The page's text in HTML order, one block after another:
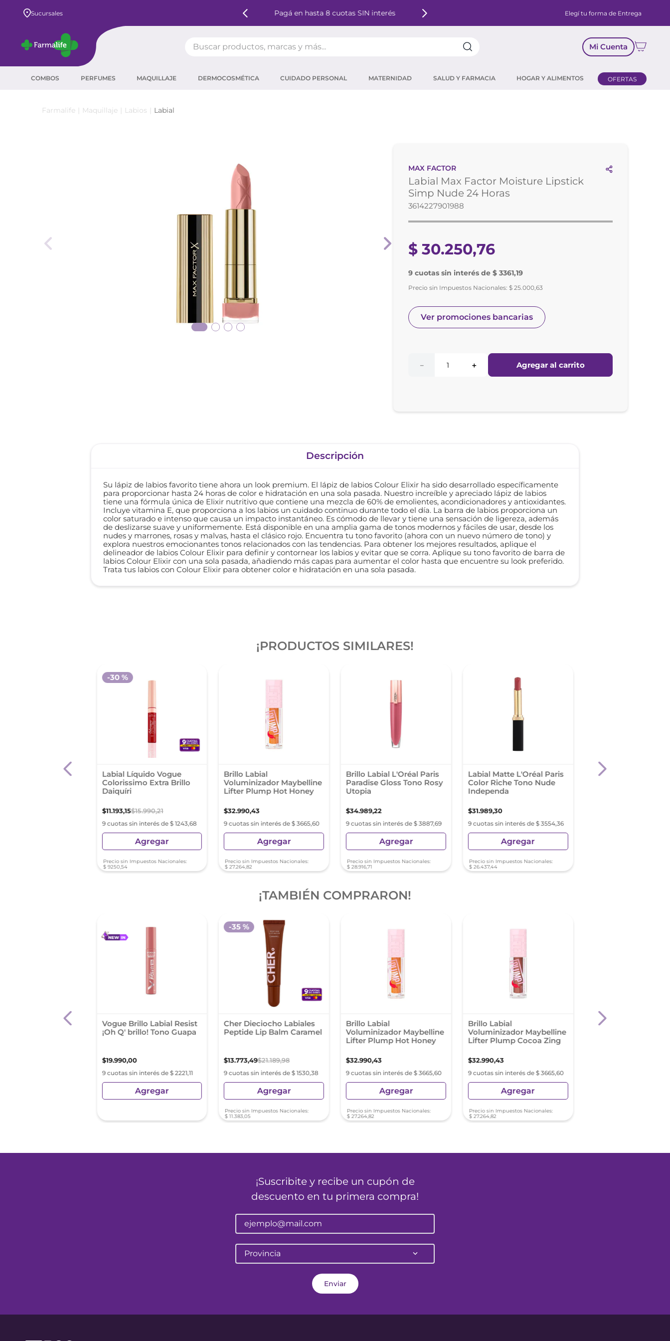
Sucursales Pagá en hasta 8 cuotas SIN interés Elegí tu forma de Entrega
Mi Cuenta
COMBOS PERFUMES MAQUILLAJE DERMOCOSMÉTICA CUIDADO PERSONAL MATERNIDAD SALUD Y FARMACIA HOGAR Y ALIMENTOS OFERTAS
Maquillaje Labios Labial
MAX FACTOR
Labial Max Factor Moisture Lipstick
Simp Nude 24 Horas
3614227901988
$ 30.250,76
9 cuotas sin interés de $ 3361,19
Precio sin Impuestos Nacionales:$ 25.000,63
Ver promociones bancarias
＋
－ Agregar al carrito
Descripción
Su lápiz de labios favorito tiene ahora un look premium. El lápiz de labios Colour Elixir ha sido desarrollado específicamente
para proporcionar hasta 24 horas de color e hidratación en una sola pasada. Nuestro increíble y apreciado lápiz de labios
tiene una fórmula única de Elixir nutritivo que contiene una mezcla de 60% de emolientes, acondicionadores y antioxidantes.
Incluye vitamina E, que proporciona a los labios un cuidado continuo durante todo el día. La barra de labios proporciona un
color saturado e intenso que causa un impacto instantáneo. Es cómodo de llevar y tiene una sensación de ligereza, además
de deslizarse suave y uniformemente. Está disponible en una amplia gama de tonos modernos y fáciles de usar, desde los
nudes y marrones, rosas y malvas, hasta el clásico rojo. Encuentra tu tono favorito (ahora con un nuevo número de tono) y
explora nuestros emocionantes tonos relacionados con las tendencias. Para obtener los mejores resultados, aplique el
delineador de labios Colour Elixir para definir y contornear los labios y evitar que se corra. Aplique su tono favorito de barra de
labios Colour Elixir con una sola pasada, añadiendo más capas para aumentar el color hasta que encuentre su look preferido.
Trata tus labios con Colour Elixir para obtener color e hidratación en una sola pasada.
¡PRODUCTOS SIMILARES!
Labial Líquido Vogue
Colorissimo Extra Brillo
Daiquíri
$11.193,15$15.990,21
9 cuotas sin interés de $ 1243,68
-30 %
Agregar
Precio sin Impuestos Nacionales:
$ 9250,54
Brillo Labial
Voluminizador Maybelline
Lifter Plump Hot Honey
$32.990,43
9 cuotas sin interés de $ 3665,60
Agregar
Precio sin Impuestos Nacionales:
$ 27.264,82
Brillo Labial L'Oréal Paris
Paradise Gloss Tono Rosy
Utopia
$34.989,22
9 cuotas sin interés de $ 3887,69
Agregar
Precio sin Impuestos Nacionales:
$ 28.916,71
Labial Matte L'Oréal Paris
Color Riche Tono Nude
Independa
$31.989,30
9 cuotas sin interés de $ 3554,36
Agregar
Precio sin Impuestos Nacionales:
$ 26.437,44
Revlon Bálsamo
¡TAMBIÉN COMPRARON!
Crayon Maybelline
Vogue Brillo Labial Resist
¡Oh Q' brillo! Tono Guapa
$19.990,00
9 cuotas sin interés de $ 2221,11
Agregar
Cher Dieciocho Labiales
Peptide Lip Balm Caramel
$13.773,49$21.189,98
9 cuotas sin interés de $ 1530,38
-35 %
Agregar
Precio sin Impuestos Nacionales:
$ 11.383,05
Brillo Labial
Voluminizador Maybelline
Lifter Plump Hot Honey
$32.990,43
9 cuotas sin interés de $ 3665,60
Agregar
Precio sin Impuestos Nacionales:
$ 27.264,82
Brillo Labial
Voluminizador Maybelline
Lifter Plump Cocoa Zing
$32.990,43
9 cuotas sin interés de $ 3665,60
Agregar
Precio sin Impuestos Nacionales:
$ 27.264,82
Revlon Colorstay
¡Suscribite y recibe un cupón de
descuento en tu primera compra!
Provincia
Enviar
agua micelar
mascara pestañas